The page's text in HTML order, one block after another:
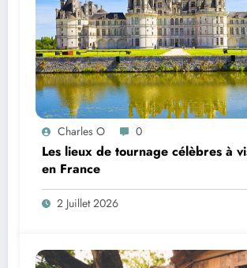
Charles O 0
Les lieux de tournage célèbres à
en France
2 Juillet 2026